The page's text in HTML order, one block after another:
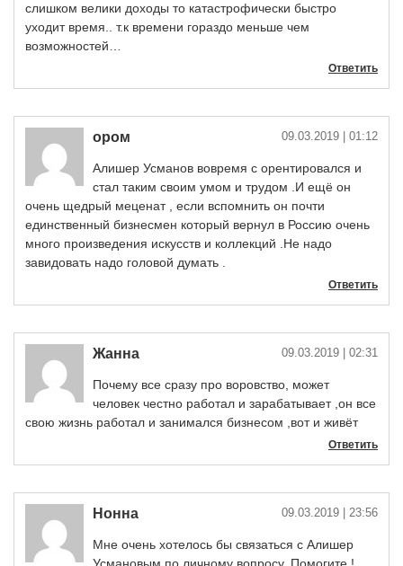
слишком велики доходы то катастрофически быстро
уходит время.. т.к времени гораздо меньше чем
возможностей…
Ответить
ором 09.03.2019 | 01:12
Алишер Усманов вовремя с орентировался и
стал таким своим умом и трудом .И ещё он
очень щедрый меценат , если вспомнить он почти
единственный бизнесмен который вернул в Россию очень
много произведения искусств и коллекций .Не надо
завидовать надо головой думать .
Ответить
Жанна 09.03.2019 | 02:31
Почему все сразу про воровство, может
человек честно работал и зарабатывает ,он все
свою жизнь работал и занимался бизнесом ,вот и живёт
Ответить
Нонна 09.03.2019 | 23:56
Мне очень хотелось бы связаться с Алишер